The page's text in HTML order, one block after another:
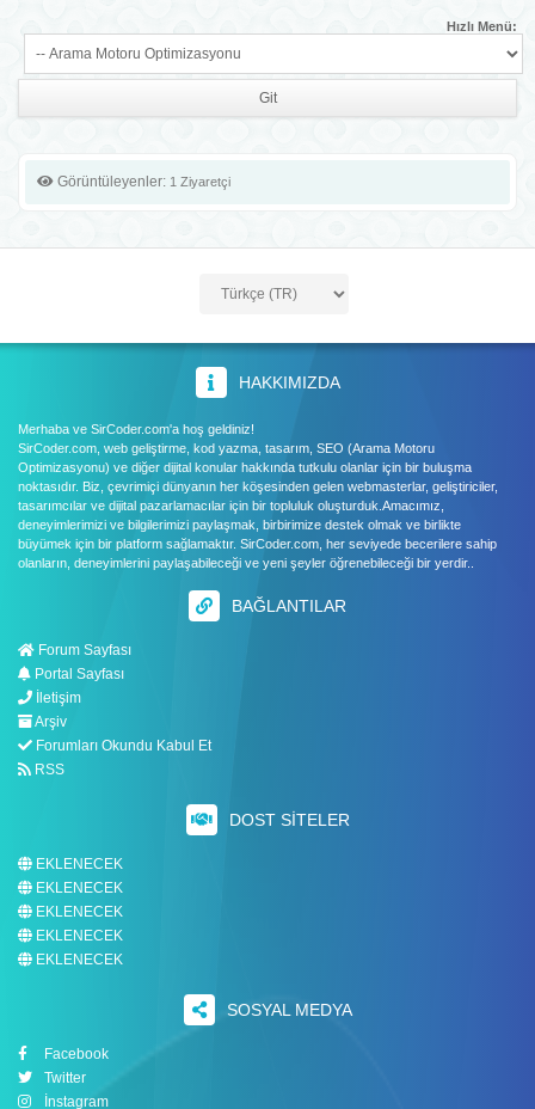
Hızlı Menü:
Görüntüleyenler: 1 Ziyaretçi
HAKKIMIZDA
Merhaba ve SirCoder.com'a hoş geldiniz!
SirCoder.com, web geliştirme, kod yazma, tasarım, SEO (Arama Motoru
Optimizasyonu) ve diğer dijital konular hakkında tutkulu olanlar için bir buluşma
noktasıdır. Biz, çevrimiçi dünyanın her köşesinden gelen webmasterlar, geliştiriciler,
tasarımcılar ve dijital pazarlamacılar için bir topluluk oluşturduk.Amacımız,
deneyimlerimizi ve bilgilerimizi paylaşmak, birbirimize destek olmak ve birlikte
büyümek için bir platform sağlamaktır. SirCoder.com, her seviyede becerilere sahip
olanların, deneyimlerini paylaşabileceği ve yeni şeyler öğrenebileceği bir yerdir..
BAĞLANTILAR
Forum Sayfası
Portal Sayfası
İletişim
Arşiv
Forumları Okundu Kabul Et
RSS
DOST SITELER
EKLENECEK
EKLENECEK
EKLENECEK
EKLENECEK
EKLENECEK
SOSYAL MEDYA
Facebook
Twitter
İnstagram